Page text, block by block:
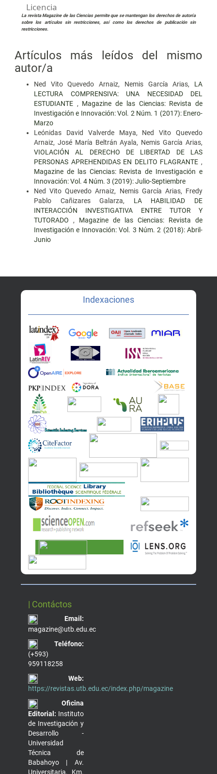
Licencia
La revista Magazine de las Ciencias permite que se mantengan los derechos de autoría
sobre los artículos sin restricciones, así como los derechos de publicación sin
restricciones.
Artículos más leídos del mismo
autor/a
Ned Vito Quevedo Arnaiz, Nemis García Arias, LA
LECTURA COMPRENSIVA: UNA NECESIDAD DEL
ESTUDIANTE , Magazine de las Ciencias: Revista de
Investigación e Innovación: Vol. 2 Núm. 1 (2017): Enero-
Marzo
Leónidas David Valverde Maya, Ned Vito Quevedo
Arnaiz, José María Beltrán Ayala, Nemis García Arias,
VIOLACIÓN AL DERECHO DE LIBERTAD DE LAS
PERSONAS APREHENDIDAS EN DELITO FLAGRANTE ,
Magazine de las Ciencias: Revista de Investigación e
Innovación: Vol. 4 Núm. 3 (2019): Julio-Septiembre
Ned Vito Quevedo Arnaiz, Nemis García Arias, Fredy
Pablo Cañizares Galarza, LA HABILIDAD DE
INTERACCIÓN INVESTIGATIVA ENTRE TUTOR Y
TUTORADO , Magazine de las Ciencias: Revista de
Investigación e Innovación: Vol. 3 Núm. 2 (2018): Abril-
Junio
Indexaciones
| Contáctos
Email:
magazine@utb.edu.ec
Teléfono:
(+593)
959118258
Web:
https://revistas.utb.edu.ec/index.php/magazine
Oficina
Editorial: Instituto
de Investigación y
Desarrollo -
Universidad
Técnica de
Babahoyo | Av.
Universitaria, Km.